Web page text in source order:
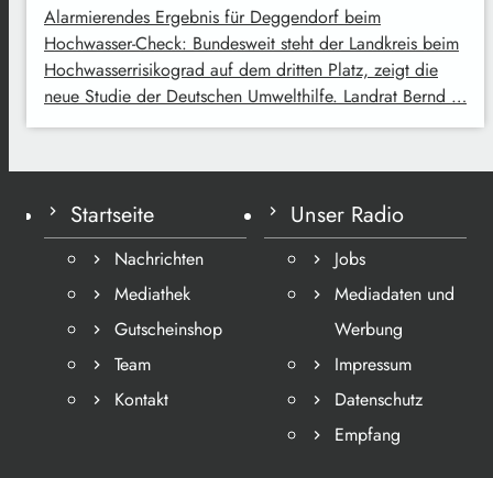
Alarmierendes Ergebnis für Deggendorf beim
Hochwasser-Check: Bundesweit steht der Landkreis beim
Hochwasserrisikograd auf dem dritten Platz, zeigt die
neue Studie der Deutschen Umwelthilfe. Landrat Bernd …
Startseite
Nachrichten
Mediathek
Gutscheinshop
Team
Kontakt
Unser Radio
Jobs
Mediadaten und
Werbung
Impressum
Datenschutz
Empfang